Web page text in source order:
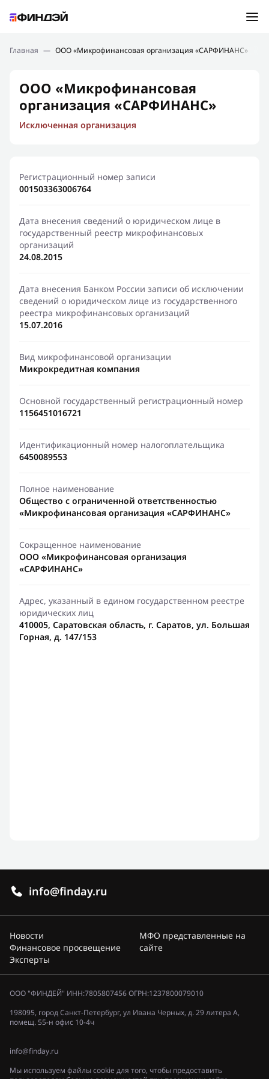
Подбор займа
Новости
Финансовое просвещение
Главная — ООО «Микрофинансовая организация «САРФИНАНС»
ООО «Микрофинансовая
организация «САРФИНАНС»
Исключенная организация
Регистрационный номер записи
001503363006764
Дата внесения сведений о юридическом лице в
государственный реестр микрофинансовых
организаций
24.08.2015
Дата внесения Банком России записи об исключении
сведений о юридическом лице из государственного
реестра микрофинансовых организаций
15.07.2016
Вид микрофинансовой организации
Микрокредитная компания
Основной государственный регистрационный номер
1156451016721
Идентификационный номер налогоплательщика
6450089553
Полное наименование
Общество с ограниченной ответственностью
«Микрофинансовая организация «САРФИНАНС»
Сокращенное наименование
ООО «Микрофинансовая организация
«САРФИНАНС»
Адрес, указанный в едином государственном реестре
юридических лиц
410005, Саратовская область, г. Саратов, ул. Большая
Горная, д. 147/153
info@finday.ru
Новости
Финансовое просвещение
Эксперты
МФО представленные на
сайте
ООО "ФИНДЕЙ" ИНН:7805807456 ОГРН:1237800079010
198095, город Санкт-Петербург, ул Ивана Черных, д. 29 литера А,
помещ. 55-н офис 10-4ч
info@finday.ru
Мы используем файлы cookie для того, чтобы предоставить
Ошибка:Контактная форма не найдена.
Спасибо, что написали нам
Мы свяжемся с Вами в ближайшее время и сообщим
результат
Отправить новый запрос